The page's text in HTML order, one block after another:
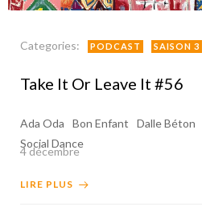
Categories: PODCAST SAISON 3
Take It Or Leave It #56
Ada Oda Bon Enfant Dalle Béton
Social Dance
4 décembre
LIRE PLUS